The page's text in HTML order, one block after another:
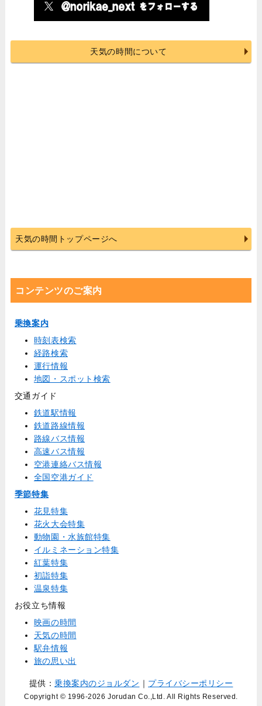
天気の時間について
天気の時間トップページへ
コンテンツのご案内
乗換案内
時刻表検索
経路検索
運行情報
地図・スポット検索
交通ガイド
鉄道駅情報
鉄道路線情報
路線バス情報
高速バス情報
空港連絡バス情報
全国空港ガイド
季節特集
花見特集
花火大会特集
動物園・水族館特集
イルミネーション特集
紅葉特集
初詣特集
温泉特集
お役立ち情報
映画の時間
天気の時間
駅弁情報
旅の思い出
提供：乗換案内のジョルダン ｜ プライバシーポリシー
Copyright © 1996-2026 Jorudan Co.,Ltd. All Rights Reserved.